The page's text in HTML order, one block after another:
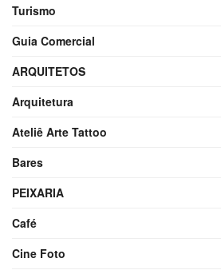
Turismo
Guia Comercial
ARQUITETOS
Arquitetura
Ateliê Arte Tattoo
Bares
PEIXARIA
Café
Cine Foto